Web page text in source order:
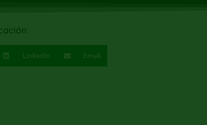
LinkedIn Email